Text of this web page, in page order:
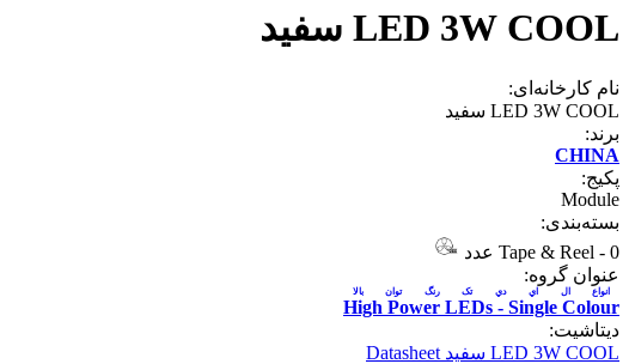
LED 3W COOL سفید
نام کارخانه‌ای:
LED 3W COOL سفید
برند:
CHINA
پکیج:
Module
بسته‌بندی:
Tape & Reel - 0 عدد
عنوان گروه:
High Power LEDs - Single Colour
انواع ال اي دي تک رنگ توان بالا
دیتاشیت:
LED 3W COOL سفید Datasheet